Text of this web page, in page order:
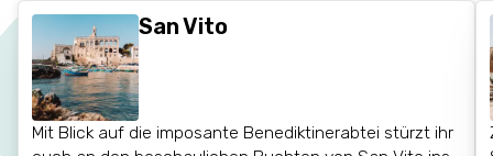
San Vito
Mit Blick auf die imposante Benediktinerabtei stürzt ihr